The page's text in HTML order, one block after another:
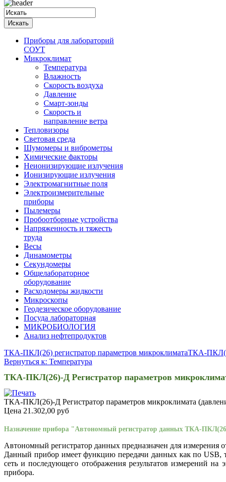
Приборы для лабораторий
СОУТ
Микроклимат
Температура
Влажность
Скорость воздуха
Давление
Смарт-зонды
Скорость и
направление ветра
Тепловизоры
Световая среда
Шумомеры и виброметры
Химические факторы
Неионизирующие излучения
Ионизирующие излучения
Электромагнитные поля
Электроизмерительные
приборы
Пылемеры
Пробоотборные устройства
Напряженность и тяжесть
труда
Весы
Динамометры
Секундомеры
Общелабораторное
оборудование
Расходомеры жидкости
Микроскопы
Геодезическое оборудование
Посуда лабораторная
МИКРОБИОЛОГИЯ
Анализ нефтепродуктов
ТКА-ПКЛ(26) регистратор параметров микроклиматаТКА-
Вернуться к: Температура
ТКА-ПКЛ(26)-Д Регистратор параметров
ТКА-ПКЛ(26)-Д Регистратор параметров микроклимата
Цена 21.302,00 руб
Назначение прибора "Автономный регистратор данных ТКА-
Автономный регистратор данных предназначен для измерения
Данный прибор имеет функцию передачи данных как по USB,
сеть и последующего отображения результатов измерений
прибора.